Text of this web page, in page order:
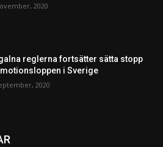
2020
reglerna fortsätter sätta stopp
i Sverige
2020